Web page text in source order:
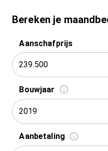
Bereken je
Aanschafprijs
Bouwjaar
2019
Aanbetaling